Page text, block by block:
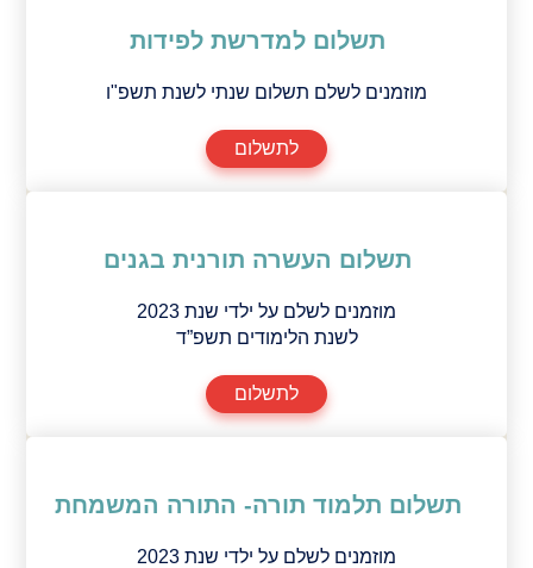
תשלום למדרשת לפידות
מוזמנים לשלם תשלום שנתי לשנת תשפ"ו
לתשלום
תשלום העשרה תורנית בגנים
מוזמנים לשלם על ילדי שנת 2023
לשנת הלימודים תשפ”ד
לתשלום
תשלום תלמוד תורה- התורה המשמחת
מוזמנים לשלם על ילדי שנת 2023